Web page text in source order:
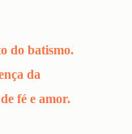
do batismo.
da
fé e amor.